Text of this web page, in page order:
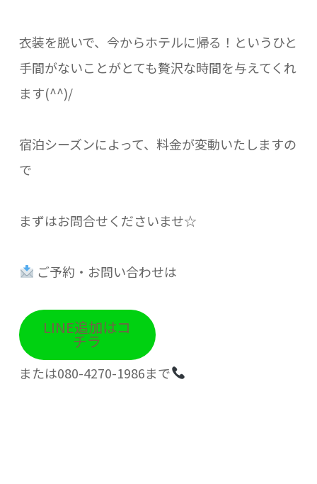
衣装を脱いで、今からホテルに帰る！というひと
手間がないことがとても贅沢な時間を与えてくれ
ます(^^)/
宿泊シーズンによって、料金が変動いたしますの
で
まずはお問合せくださいませ☆
ご予約・お問い合わせは
LINE追加はコ
チラ
または080-4270-1986まで